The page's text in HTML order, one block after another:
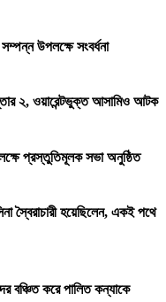
সম্পন্ন উপলক্ষে সংবর্ধনা
২, ওয়ারেন্টভুক্ত আসামিও আটক
প্রস্তুতিমূলক সভা অনুষ্ঠিত
স্বৈরাচারী হয়েছিলেন, একই পথে
বঞ্চিত করে পালিত কন্যাকে